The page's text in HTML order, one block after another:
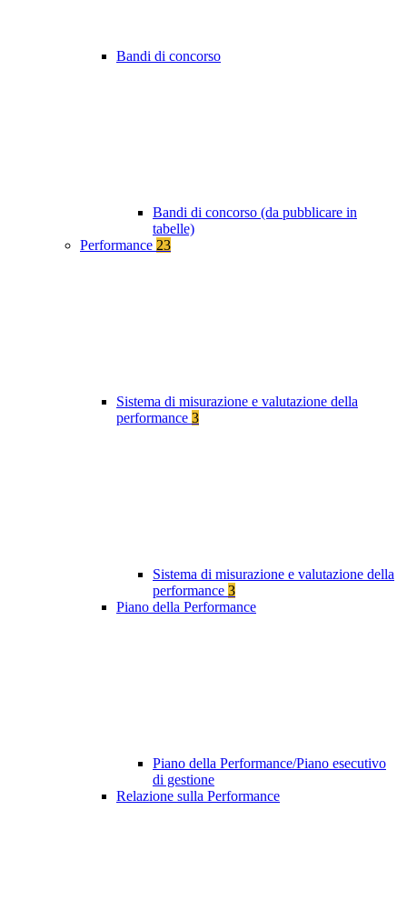
Bandi di concorso
Bandi di concorso (da pubblicare in
tabelle)
Performance 23
Sistema di misurazione e valutazione della
performance 3
Sistema di misurazione e valutazione della
performance 3
Piano della Performance
Piano della Performance/Piano esecutivo
di gestione
Relazione sulla Performance